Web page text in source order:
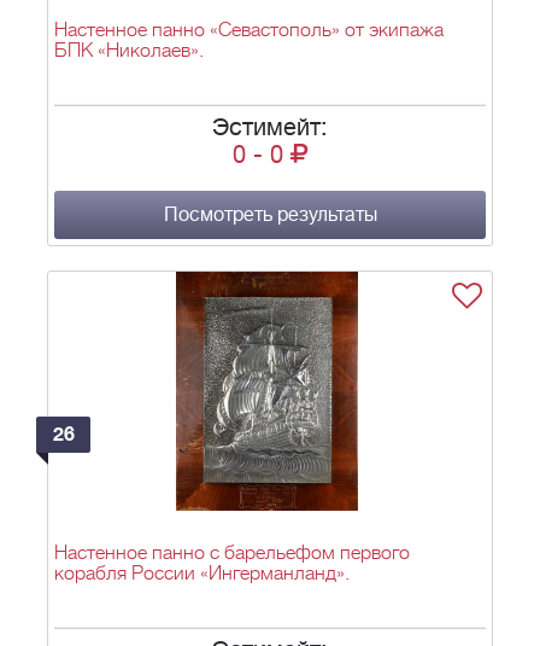
Настенное панно «Севастополь» от экипажа
БПК «Николаев».
Эстимейт:
0 - 0
Посмотреть результаты
26
Настенное панно с барельефом первого
корабля России «Ингерманланд».